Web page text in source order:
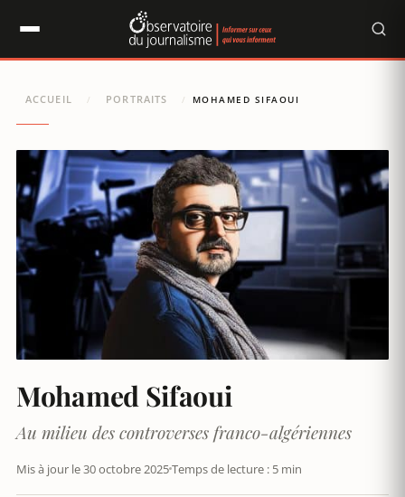
ACCUEIL / PORTRAITS / MOHAMED SIFAOUI
Mohamed Sifaoui
Au milieu des controverses franco-algériennes
Mis à jour le 30 octobre 2025Temps de lecture : 5 min
Panneau de gestion des cookies